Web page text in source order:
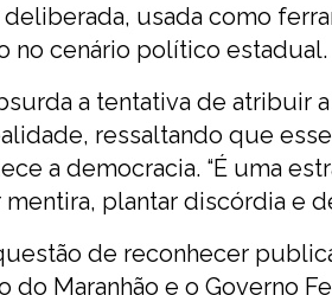
usada como
no cenário político estadual.
a tentativa de atribuir
ressaltando que
a democracia. “É uma
plantar discórdia e
de reconhecer
do Maranhão e o Governo